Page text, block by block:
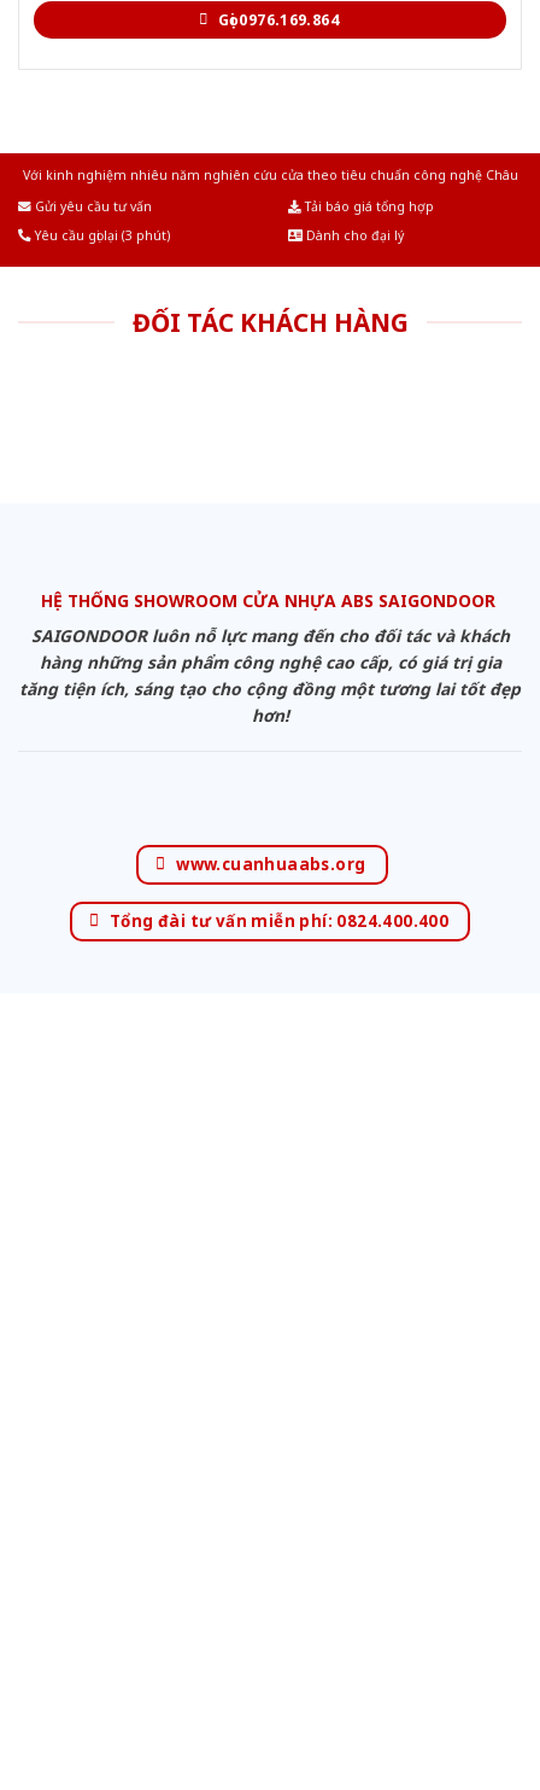
Gọi 0976.169.864
Với kinh nghiệm nhiêu năm nghiên cứu cửa theo tiêu chuẩn công nghệ Châu
Gửi yêu cầu tư vấn
Tải báo giá tổng hợp
Yêu cầu gọi lại (3 phút)
Dành cho đại lý
ĐỐI TÁC KHÁCH HÀNG
HỆ THỐNG SHOWROOM CỬA NHỰA ABS SAIGONDOOR
SAIGONDOOR luôn nỗ lực mang đến cho đối tác và khách
hàng những sản phẩm công nghệ cao cấp, có giá trị gia
tăng tiện ích, sáng tạo cho cộng đồng một tương lai tốt đẹp
hơn!
www.cuanhuaabs.org
Tổng đài tư vấn miễn phí: 0824.400.400